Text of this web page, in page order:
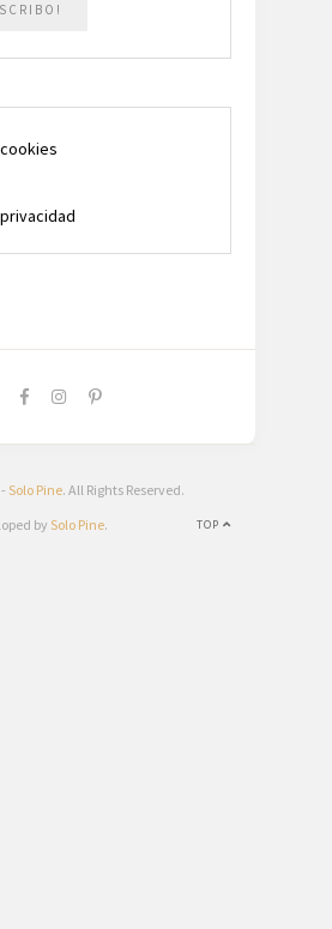
Solo Pine. All Rights Reserved.
TOP
bySolo Pine.